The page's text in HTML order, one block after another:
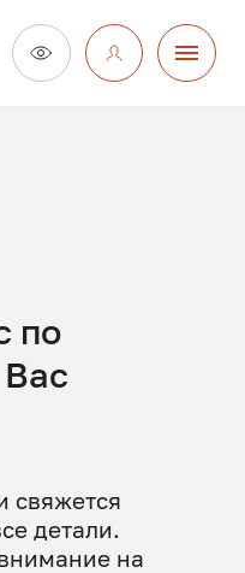
по
свяжется
детали.
на